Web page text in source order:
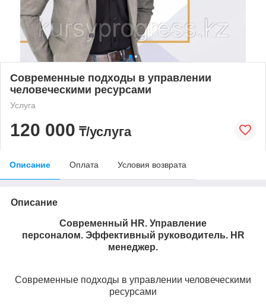
Современные подходы в управлении
человеческими ресурсами
Услуга
120 000 ₸/услуга
Описание Оплата Условия возврата
Описание
Современный HR. Управление
персоналом. Эффективный руководитель. HR
менеджер.
Современные подходы в управлении человеческими
ресурсами